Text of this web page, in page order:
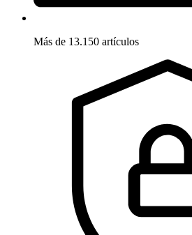
Más de 13.150 artículos